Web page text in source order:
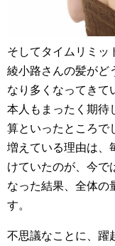
そしてタイムリミッ
綾小路さんの髪がど
なり多くなってきて
本人もまったく期待
算といったところで
増えている理由は、
けていたのが、今で
なった結果、全体の
す。
不思議なことに、躍